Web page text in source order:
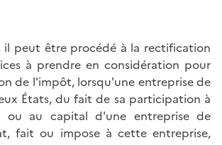
il peut être procédé à la rectification
à prendre en considération pour
de l'impôt, lorsqu'une entreprise de
États, du fait de sa participation à
ou au capital d'une entreprise de
fait ou impose à cette entreprise,